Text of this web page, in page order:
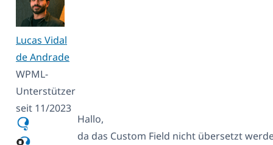
Lucas Vidal
de Andrade
WPML-
Unterstützer
seit 11/2023
Hallo,
da das Custom Field nicht übersetzt